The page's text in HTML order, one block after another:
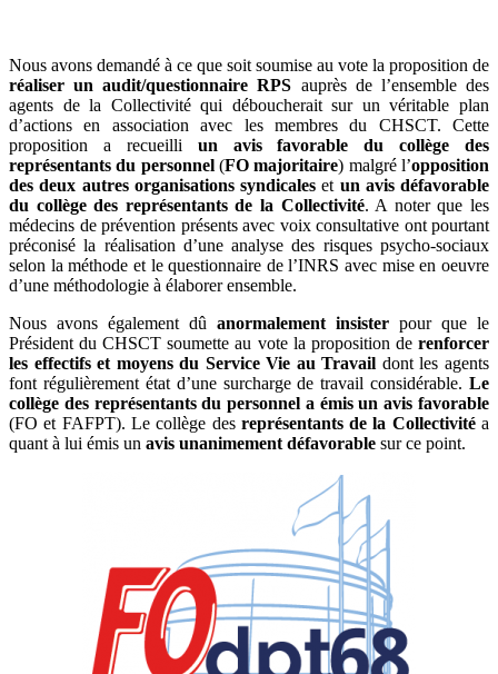
Nous avons demandé à ce que soit soumise au vote la proposition de
réaliser un audit/questionnaire RPS auprès de l’ensemble des
agents de la Collectivité qui déboucherait sur un véritable plan
d’actions en association avec les membres du CHSCT. Cette
proposition a recueilli un avis favorable du collège des
représentants du personnel(FO majoritaire) malgré l’opposition
des deux autres organisations syndicales et un avis défavorable
du collège des représentants de la Collectivité. A noter que les
médecins de prévention présents avec voix consultative ont pourtant
préconisé la réalisation d’une analyse des risques psycho-sociaux
selon la méthode et le questionnaire de l’INRS avec mise en oeuvre
d’une méthodologie à élaborer ensemble.
Nous avons également dû anormalement insister pour que le
Président du CHSCT soumette au vote la proposition de renforcer
les effectifs et moyens du Service Vie au Travail dont les agents
font régulièrement état d’une surcharge de travail considérable. Le
collège des représentants du personnel a émis un avis favorable
(FO et FAFPT). Le collège des représentants de la Collectivitéa
quant à lui émis un avis unanimement défavorable sur ce point.